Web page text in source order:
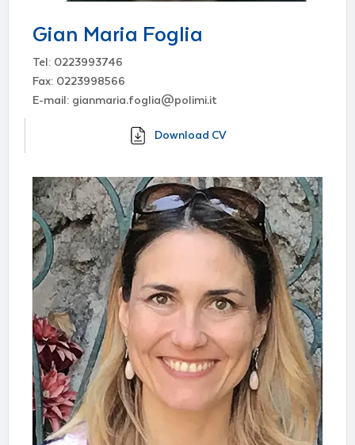
Gian Maria Foglia
Tel: 0223993746
Fax: 0223998566
E-mail: gianmaria.foglia@polimi.it
Download CV